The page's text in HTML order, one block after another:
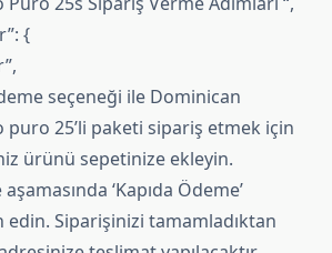
{
seçeneği ile Dominican
puro 25’li paketi sipariş etmek için
ürünü sepetinize ekleyin.
‘Kapıda Ödeme’
Siparişinizi tamamladıktan